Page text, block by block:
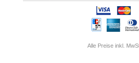
Alle Preise inkl.